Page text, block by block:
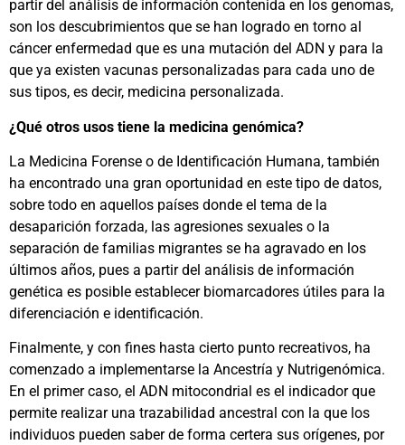
partir del análisis de información contenida en los genomas,
son los descubrimientos que se han logrado en torno al
cáncer enfermedad que es una mutación del ADN y para la
que ya existen vacunas personalizadas para cada uno de
sus tipos, es decir, medicina personalizada.
¿Qué otros usos tiene la medicina genómica?
La Medicina Forense o de Identificación Humana, también
ha encontrado una gran oportunidad en este tipo de datos,
sobre todo en aquellos países donde el tema de la
desaparición forzada, las agresiones sexuales o la
separación de familias migrantes se ha agravado en los
últimos años, pues a partir del análisis de información
genética es posible establecer biomarcadores útiles para la
diferenciación e identificación.
Finalmente, y con fines hasta cierto punto recreativos, ha
comenzado a implementarse la Ancestría y Nutrigenómica.
En el primer caso, el ADN mitocondrial es el indicador que
permite realizar una trazabilidad ancestral con la que los
individuos pueden saber de forma certera sus orígenes, por